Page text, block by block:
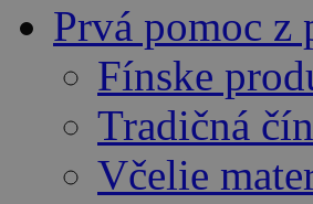
Prvá pomoc z
Fínske
Tradičná
Včelie